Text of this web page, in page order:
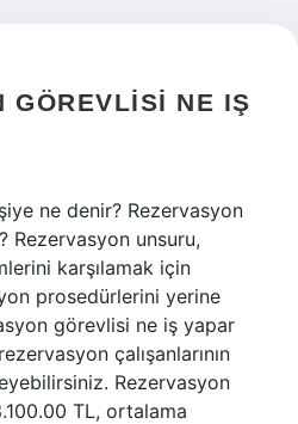
GÖREVLISI NE IŞ
ne denir? Rezervasyon
Rezervasyon unsuru,
karşılamak için
prosedürlerini yerine
görevlisi ne iş yapar
çalışanlarının
Rezervasyon
TL, ortalama